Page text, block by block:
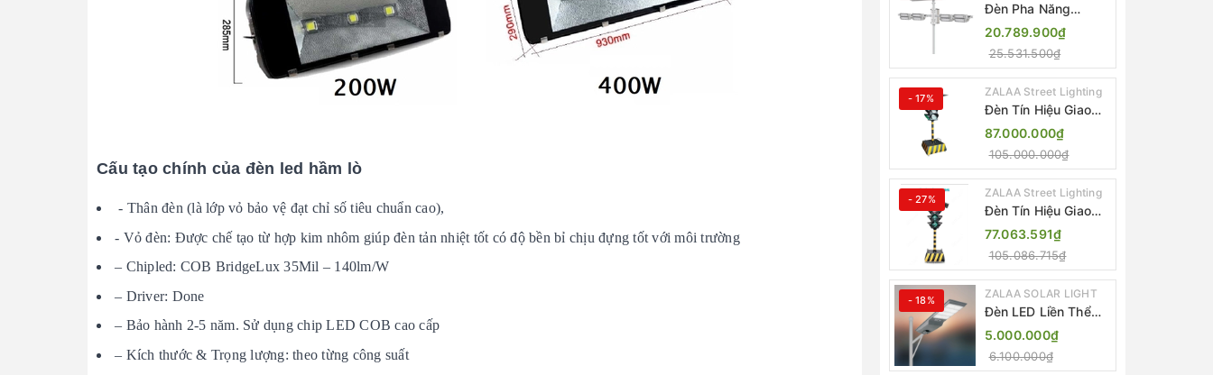
Cấu tạo chính của đèn led hầm lò
- Thân đèn (là lớp vỏ bảo vệ đạt chỉ số tiêu chuẩn cao),
- Vỏ đèn: Được chế tạo từ hợp kim nhôm giúp đèn tản nhiệt tốt có độ bền bỉ chịu đựng tốt với môi trường
– Chipled: COB BridgeLux 35Mil – 140lm/W
– Driver: Done
– Bảo hành 2-5 năm. Sử dụng chip LED COB cao cấp
– Kích thước & Trọng lượng: theo từng công suất
Đèn Pha Năng
Lượng Mặt Trời Sân
Thể Thao ZALAA
Jsc Chống Nước
IP65 Cao Cấp
20.789.900₫
25.531.500₫
- 17% ZALAA Street Lighting
Đèn Tín Hiệu Giao
Thông Di Động Năng
Lượng Mặt Trời
ZALAA ZL-300A-D
87.000.000₫
105.000.000₫
- 27% ZALAA Street Lighting
Đèn Tín Hiệu Giao
Thông Di Động Năng
Lượng Mặt Trời
ZALAA ZL-409300C
77.063.591₫
105.086.715₫
- 18% ZALAA SOLAR LIGHT
Đèn LED Liền Thể
ZALAA Solar Street
Light ZKC-TG 20W
25W 30W All In One
5.000.000₫
6.100.000₫